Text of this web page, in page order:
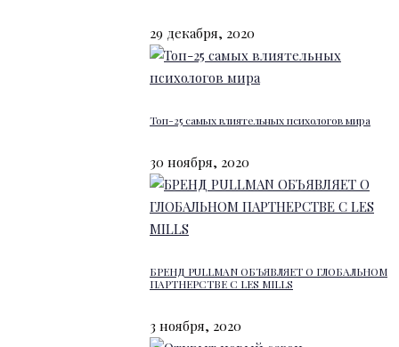
29 декабря, 2020
Топ-25 самых влиятельных психологов мира
30 ноября, 2020
БРЕНД PULLMAN ОБЪЯВЛЯЕТ О ГЛОБАЛЬНОМ
ПАРТНЕРСТВЕ С LES MILLS
3 ноября, 2020